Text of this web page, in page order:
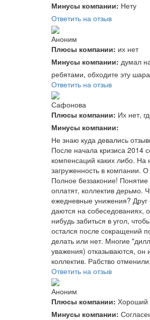
Минусы компании: Нету
Ответить на отзыв
Аноним
Плюсы компании: их нет
Минусы компании: думал
ребятами, обходите эту
Ответить на отзыв
Сафонова
Плюсы компании: Их нет,
Минусы компании:
Не знаю куда девались
После начала кризиса 2014
компенсаций каких либо. На
загруженность в компании.
Полное беззаконие!
оплатят, коллектив дерьмо.
ежедневные унижения?
даются на собеседованиях,
нибудь забиться в угол,
остался после сокращений
делать или нет. Многие
уважения) отказываются, он
коллектив. Рабство
Ответить на отзыв
Аноним
Плюсы компании: Хороший
Минусы компании: